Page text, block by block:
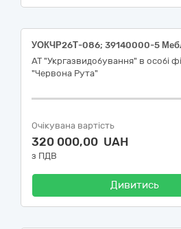
АТ "Укргазвидобування" в особі
"Червона Рута"
Очікувана вартість
320 000,00 UAH
з ПДВ
Дивитись